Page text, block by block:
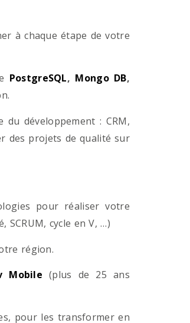
à chaque étape de votre
PostgreSQL, Mongo DB,
du développement : CRM,
des projets de qualité sur
pour réaliser votre
cycle en V, …)
région.
Mobile (plus de 25 ans
pour les transformer en